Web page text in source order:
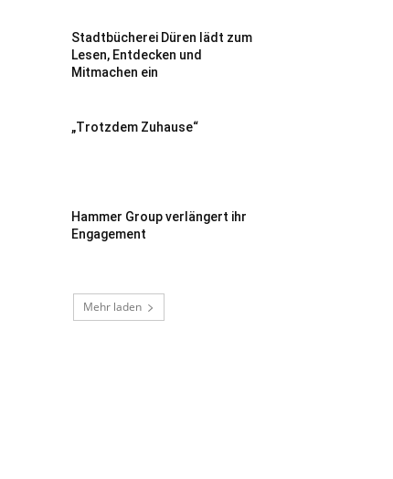
Stadtbücherei Düren lädt zum
Lesen, Entdecken und
Mitmachen ein
„Trotzdem Zuhause“
Hammer Group verlängert ihr
Engagement
Mehr laden